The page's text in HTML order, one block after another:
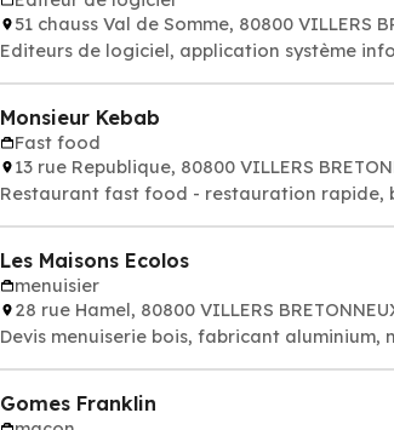
51 chauss Val de Somme, 80800 VILLERS
Editeurs de logiciel, application système
Monsieur Kebab
Fast food
13 rue Republique, 80800 VILLERS
Restaurant fast food - restauration rapide,
Les Maisons Ecolos
menuisier
28 rue Hamel, 80800 VILLERS
Devis menuiserie bois, fabricant aluminium,
Gomes Franklin